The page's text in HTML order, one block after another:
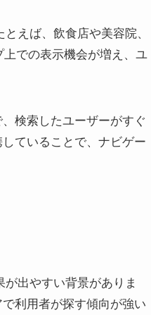
えば、飲食店や美容院、
での表示機会が増え、ユ
検索したユーザーがすぐ
ていることで、ナビゲー
出やすい背景がありま
利用者が探す傾向が強い